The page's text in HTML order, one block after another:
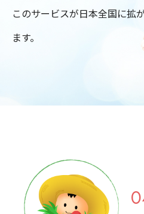
このサービスが日本全国に拡
ます。